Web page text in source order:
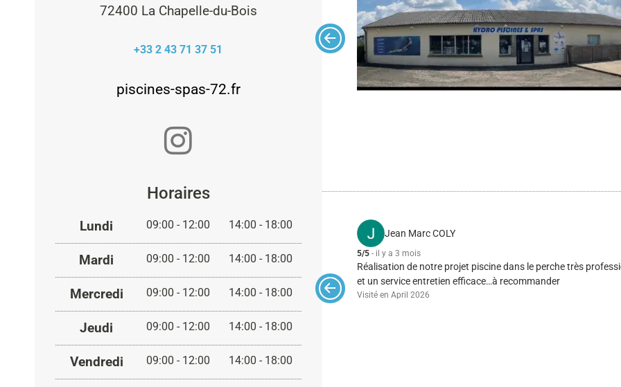
72400 La Chapelle-du-Bois
+33 2 43 71 37 51
piscines-spas-72.fr
Horaires
Lundi 09:00 - 12:00 14:00 - 18:00
Mardi 09:00 - 12:00 14:00 - 18:00
Mercredi 09:00 - 12:00 14:00 - 18:00
Jeudi 09:00 - 12:00 14:00 - 18:00
Vendredi 09:00 - 12:00 14:00 - 18:00
Jean Marc COLY
5/5- il y a 3 mois
Réalisation de notre projet piscine dans le perche très
et un service entretien efficace…à recommander
Visité en April 2026